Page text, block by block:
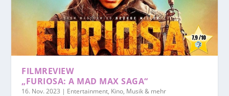
FILMREVIEW
„FURIOSA: A MAD MAX SAGA“
16. Nov. 2023 | Entertainment, Kino, Musik & mehr